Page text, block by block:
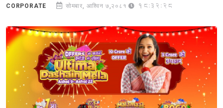
CORPORATE सोमबार, आश्विन ७,२०८१ 18:32:28